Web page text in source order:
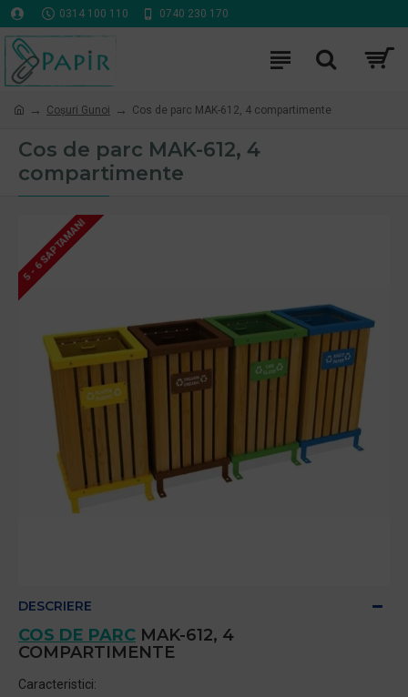
0314 100 110 0740 230 170
Coşuri Gunoi Cos de parc MAK-612, 4 compartimente
Cos de parc MAK-612, 4
compartimente
5 - 6 SAPTAMANI
DESCRIERE
COS DE PARC MAK-612, 4
COMPARTIMENTE
Caracteristici: